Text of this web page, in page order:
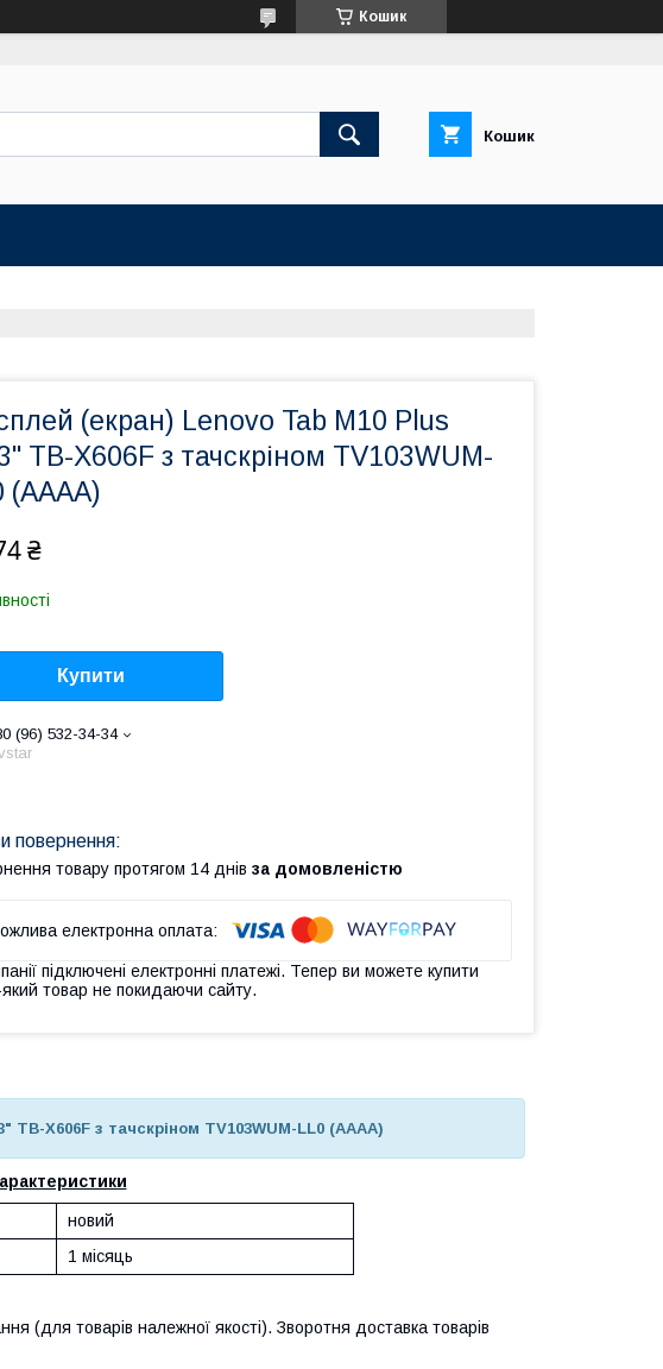
Кошик
Кошик
(екран) Lenovo Tab M10 Plus
TB-X606F з тачскріном TV103WUM-
(AAAA)
₴
Купити
(96) 532-34-34
товару протягом 14 днів за домовленістю
підключені електронні платежі. Тепер ви можете купити
товар не покидаючи сайту.
TB-X606F з тачскріном TV103WUM-LL0 (AAAA)
новий
1 місяць
(для товарів належної якості). Зворотня доставка товарів